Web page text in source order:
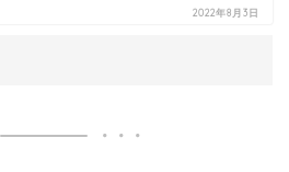
2022年8月3日